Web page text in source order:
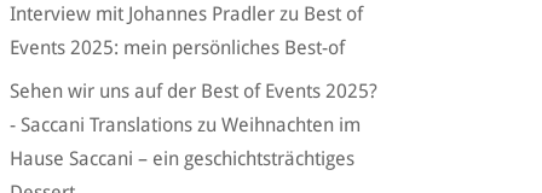
Interview mit Johannes Pradlerzu Best of
Events 2025: mein persönliches Best-of
Sehen wir uns auf der Best of Events 2025?
- Saccani Translationszu Weihnachten im
Hause Saccani – ein geschichtsträchtiges